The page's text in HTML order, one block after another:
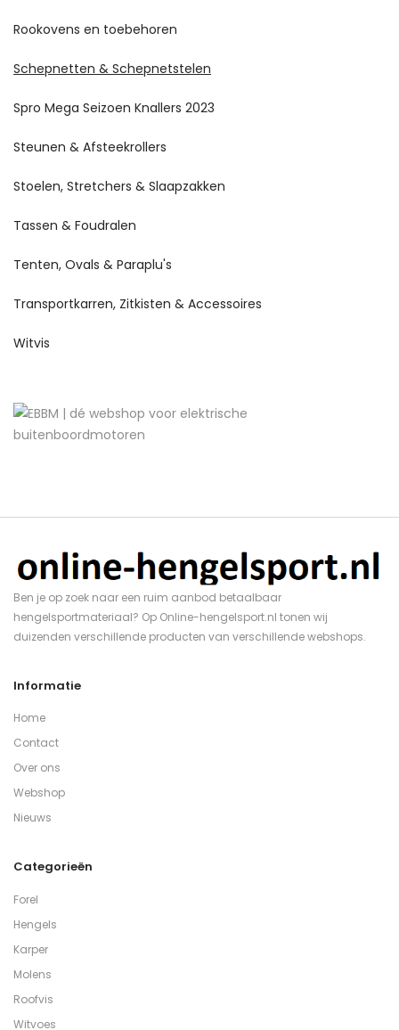
Rookovens en toebehoren
Schepnetten & Schepnetstelen
Spro Mega Seizoen Knallers 2023
Steunen & Afsteekrollers
Stoelen, Stretchers & Slaapzakken
Tassen & Foudralen
Tenten, Ovals & Paraplu's
Transportkarren, Zitkisten & Accessoires
Witvis
Ben je op zoek naar een ruim aanbod betaalbaar
hengelsportmateriaal? Op Online-hengelsport.nl tonen wij
duizenden verschillende producten van verschillende webshops.
Informatie
Home
Contact
Over ons
Webshop
Nieuws
Categorieën
Forel
Hengels
Karper
Molens
Roofvis
Witvoes